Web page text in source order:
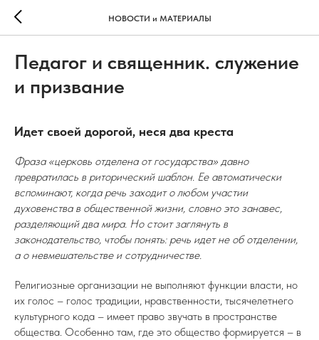
НОВОСТИ и МАТЕРИАЛЫ
Педагог и священник. служение
и призвание
Идет своей дорогой, неся два креста
Фраза «церковь отделена от государства» давно
превратилась в риторический шаблон. Ее автоматически
вспоминают, когда речь заходит о любом участии
духовенства в общественной жизни, словно это занавес,
разделяющий два мира. Но стоит заглянуть в
законодательство, чтобы понять: речь идет не об отделении,
а о невмешательстве и сотрудничестве.
Религиозные организации не выполняют функции власти, но
их голос – голос традиции, нравственности, тысячелетнего
культурного кода – имеет право звучать в пространстве
общества. Особенно там, где это общество формируется – в